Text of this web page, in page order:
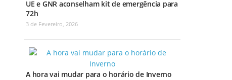
UE e GNR aconselham kit de emergência para
72h
3 de Fevereiro, 2026
A hora vai mudar para o horário de Inverno